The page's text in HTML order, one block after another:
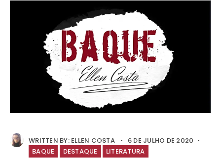
WRITTEN BY: ELLEN COSTA • 6 DE JULHO DE 2020 •
BAQUE
DESTAQUE LITERATURA